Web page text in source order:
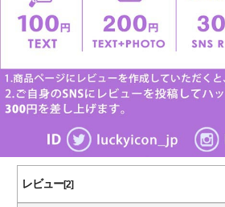
レビュー[2]